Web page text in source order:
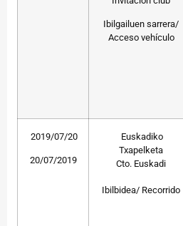
Ibilgailuen sarrera/
Acceso vehículo
2019/07/20
20/07/2019
Euskadiko
Txapelketa
Cto. Euskadi
Ibilbidea/ Recorrido